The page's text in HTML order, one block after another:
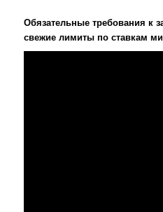
Обязательные требования к
свежие лимиты по ставкам